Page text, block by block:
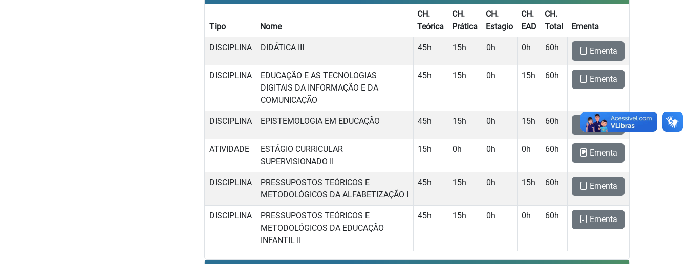
Tipo Nome
CH.
Teórica
CH.
Prática
CH.
Estagio
CH.
EAD
CH.
Total
Ementa
DISCIPLINA DIDÁTICA III 45h 15h 0h 0h 60h Ementa
DISCIPLINA
EDUCAÇÃO E AS TECNOLOGIAS
DIGITAIS DA INFORMAÇÃO E DA
COMUNICAÇÃO
45h 15h 0h 15h 60h Ementa
DISCIPLINA EPISTEMOLOGIA EM EDUCAÇÃO 45h 15h 0h 15h 60h Ementa
ATIVIDADE
ESTÁGIO CURRICULAR
SUPERVISIONADO II
15h 0h 0h 0h 60h Ementa
DISCIPLINA
PRESSUPOSTOS TEÓRICOS E
METODOLÓGICOS DA ALFABETIZAÇÃO I
45h 15h 0h 15h 60h Ementa
DISCIPLINA
PRESSUPOSTOS TEÓRICOS E
METODOLÓGICOS DA EDUCAÇÃO
INFANTIL II
45h 15h 0h 0h 60h Ementa